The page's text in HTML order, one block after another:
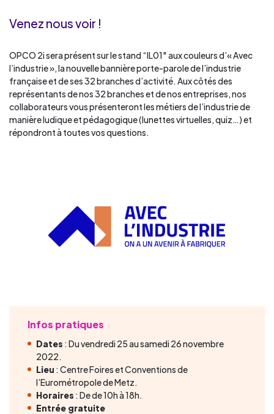
Venez nous voir !
OPCO 2i sera présent sur le stand “IL01″ aux couleurs d’« Avec
l’industrie », la nouvelle bannière porte-parole de l’industrie
française et de ses 32 branches d’activité. Aux côtés des
représentants de nos 32 branches et de nos entreprises, nos
collaborateurs vous présenteront les métiers de l’industrie de
manière ludique et pédagogique (lunettes virtuelles, quiz…) et
répondront à toutes vos questions.
Infos pratiques
Dates : Du vendredi 25 au samedi 26 novembre
2022.
Lieu : Centre Foires et Conventions de
l’Eurométropole de Metz.
Horaires : De de 10h à 18h.
Entrée gratuite